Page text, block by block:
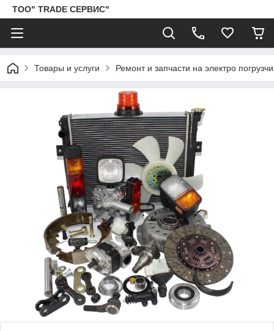
ТОО" TRADE СЕРВИС"
Товары и услуги Ремонт и запчасти на электро